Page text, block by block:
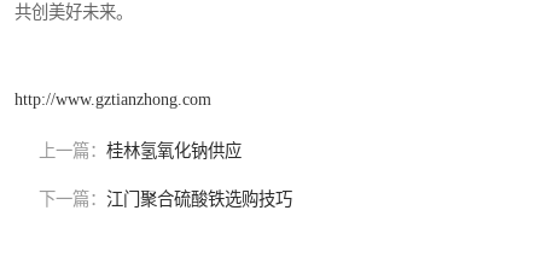
共创美好未来。
http://www.gztianzhong.com
上一篇： 桂林氢氧化钠供应
下一篇： 江门聚合硫酸铁选购技巧